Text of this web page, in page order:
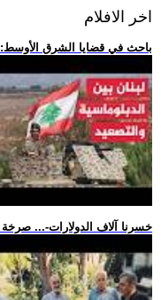
اخر الافلام
.. باحث في قضايا الشرق
.. -خسرنا آلاف الدولارات-...